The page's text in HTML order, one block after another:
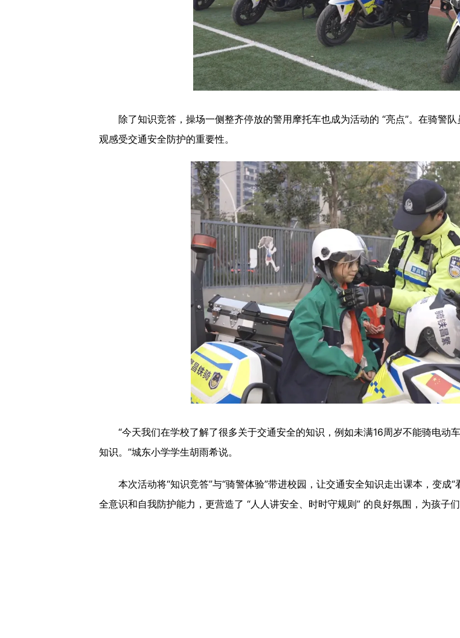
除了知识竞答，操场一侧整齐停放的警用摩托车也成为活动的 “亮点”。在骑警队
观感受交通安全防护的重要性。
“今天我们在学校了解了很多关于交通安全的知识，例如未满16周岁不能骑电动车
知识。”城东小学学生胡雨希说。
本次活动将“知识竞答”与“骑警体验”带进校园，让交通安全知识走出课本，变成
全意识和自我防护能力，更营造了 “人人讲安全、时时守规则” 的良好氛围，为孩子